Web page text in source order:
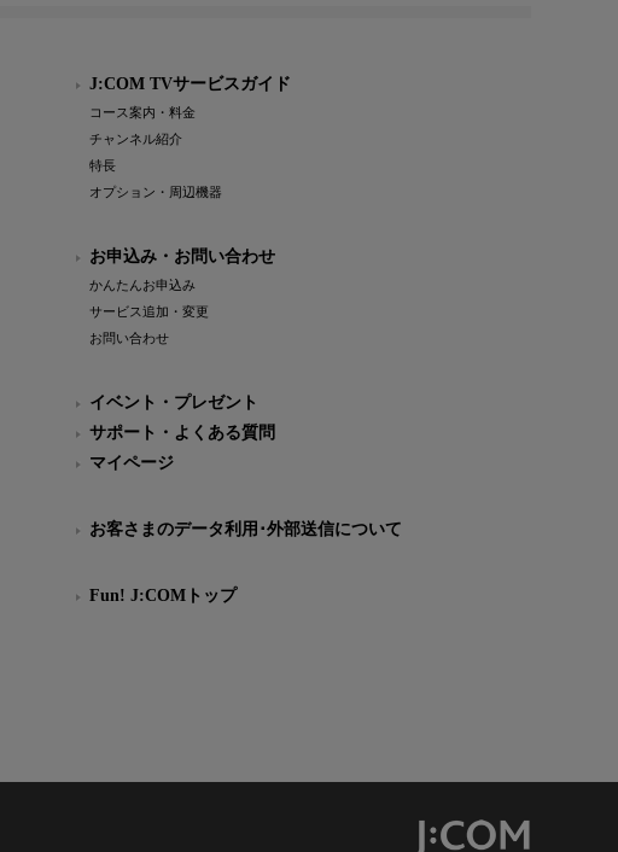
J:COM TVサービスガイド
コース案内・料金
チャンネル紹介
特長
オプション・周辺機器
お申込み・お問い合わせ
かんたんお申込み
サービス追加・変更
お問い合わせ
イベント・プレゼント
サポート・よくある質問
マイページ
お客さまのデータ利用･外部送信について
Fun! J:COMトップ